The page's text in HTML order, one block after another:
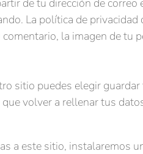
de tu dirección de
La política de
la imagen de
sitio puedes elegir
volver a rellenar tus
a este sitio, instalaremos